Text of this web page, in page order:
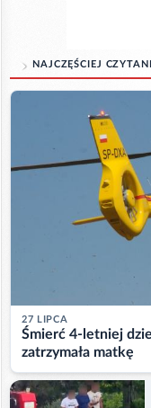
NAJCZĘŚCIEJ
27 LIPCA
Śmierć 4-letniej
zatrzymała matkę